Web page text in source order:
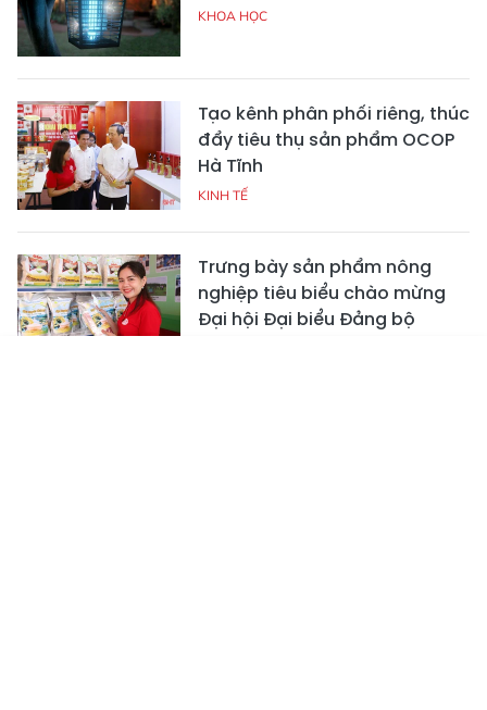
KHOA HỌC
Tạo kênh phân phối riêng, thúc
đẩy tiêu thụ sản phẩm OCOP
Hà Tĩnh
KINH TẾ
Trưng bày sản phẩm nông
nghiệp tiêu biểu chào mừng
Đại hội Đại biểu Đảng bộ